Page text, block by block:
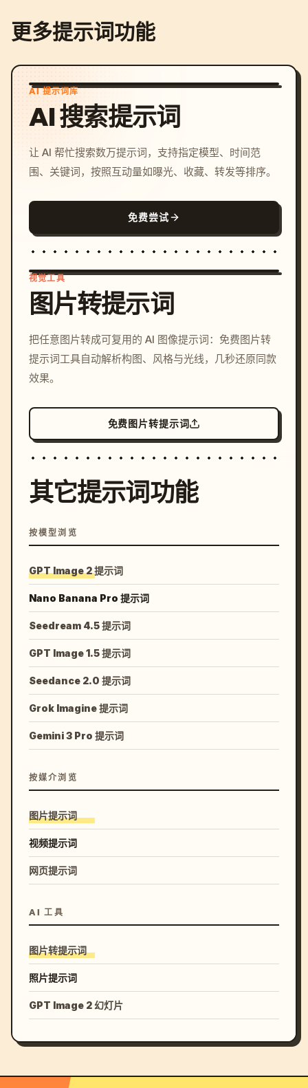
更多提示词功能
AI 提示词库
AI 搜索提示词
让 AI 帮忙搜索数万提示词，支持指定模型、时间范
围、关键词，按照互动量如曝光、收藏、转发等排序。
免费尝试
c, cyberpunk sunset, neon
colors, 8k --v 6.0
视觉工具
图片转提示词
把任意图片转成可复用的 AI 图像提示词：免费图片转
提示词工具自动解析构图、风格与光线，几秒还原同款
效果。
免费图片转提示词
其它提示词功能
按模型浏览
GPT Image 2 提示词
Nano Banana Pro 提示词
Seedream 4.5 提示词
GPT Image 1.5 提示词
Seedance 2.0 提示词
Grok Imagine 提示词
Gemini 3 Pro 提示词
按媒介浏览
图片提示词
视频提示词
网页提示词
AI 工具
图片转提示词
照片提示词
GPT Image 2 幻灯片